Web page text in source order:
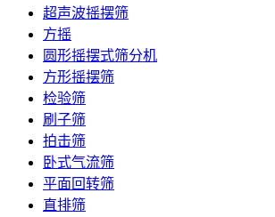
超声波摇摆筛
方摇
圆形摇摆式筛分机
方形摇摆筛
检验筛
刷子筛
拍击筛
卧式气流筛
平面回转筛
直排筛